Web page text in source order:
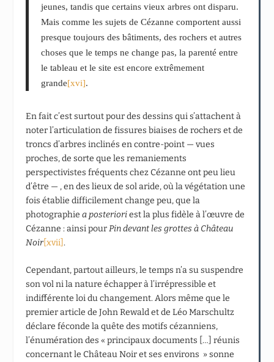
jeunes, tandis que certains vieux arbres ont disparu.
Mais comme les sujets de Cézanne comportent aussi
presque toujours des bâtiments, des rochers et autres
choses que le temps ne change pas, la parenté entre
le tableau et le site est encore extrêmement
grande[xvi].
En fait c’est surtout pour des dessins qui s’attachent à
noter l’articulation de fissures biaises de rochers et de
troncs d’arbres inclinés en contre-point — vues
proches, de sorte que les remaniements
perspectivistes fréquents chez Cézanne ont peu lieu
d’être — , en des lieux de sol aride, où la végétation une
fois établie difficilement change peu, que la
photographiea posterioriest la plus fidèle à l’œuvre de
Cézanne : ainsi pourPin devant les grottes à Château
Noir [xvii].
Cependant, partout ailleurs, le temps n’a su suspendre
son vol ni la nature échapper à l’irrépressible et
indifférente loi du changement. Alors même que le
premier article de John Rewald et de Léo Marschultz
déclare féconde la quête des motifs cézanniens,
l’énumération des « principaux documents […] réunis
concernant le Château Noir et ses environs » sonne